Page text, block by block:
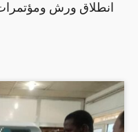
انطلاق ورش ومؤتمرات